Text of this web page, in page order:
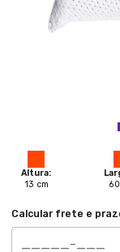
Altura:
13 cm
60
Calcular frete e